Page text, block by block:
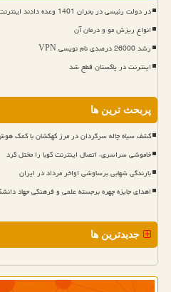
در دولت رئیسی در بحران 1401 وعده دادند اینترنت به طور موقت قطع می شود اما ماندگار شد
انواع ریزش مو و درمان آن
رشد 26000 درصدی نام نویسی VPN
اینترنت در پاکستان قطع شد
پربحث ترین ها
کشف سیاه چاله سرگردان در مرز کهکشان با کمک
خاموشی سراسری، اتصال اینترنت کوبا را مختل کرد
بارندگی شهابی برساوشی اواخر مرداد در ایران
اهدای جایزه چهره برجسته علمی و فرهنگی جهاد
جدیدترین ها